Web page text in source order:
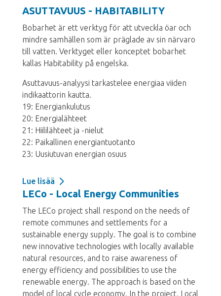
ASUTTAVUUS - HABITABILITY
Bobarhet är ett verktyg för att utveckla öar och
mindre samhällen som är präglade av sin närvaro
till vatten. Verktyget eller konceptet bobarhet
kallas Habitability på engelska.
Asuttavuus-analyysi tarkastelee energiaa viiden
indikaattorin kautta.
19: Energiankulutus
20: Energialähteet
21: Hiililähteet ja -nielut
22: Paikallinen energiantuotanto
23: Uusiutuvan energian osuus
Lue lisää
LECo - Local Energy Communities
The LECo project shall respond on the needs of
remote communes and settlements for a
sustainable energy supply. The goal is to combine
new innovative technologies with locally available
natural resources, and to raise awareness of
energy efficiency and possibilities to use the
renewable energy. The approach is based on the
model of local cycle economy. In the project, Local